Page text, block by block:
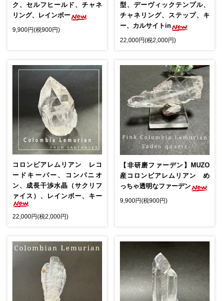
ク、セルフヒールド、チャネ
リング、レインボー
9,900円(税900円)
型、デーヴィックテンプル、
チャネリング、ステップ、キ
ー、カルサイトin
22,000円(税2,000円)
コロンビアレムリアン レコ
ードキーパー、コンパニオ
ン、成長干渉水晶（サクリフ
ァイス）、レインボー、キー
22,000円(税2,000円)
【非研磨ファーデン】MUZO
産コロンビアレムリアン め
っちゃ透明なファーデン
9,900円(税900円)